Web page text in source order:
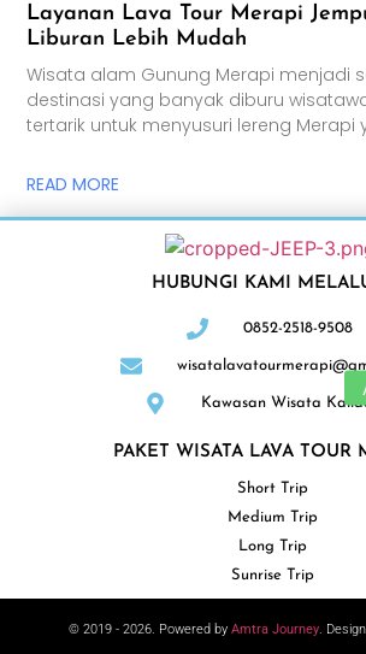
Layanan Lava Tour Merapi
Liburan Lebih Mudah
Wisata alam Gunung Merapi menjadi
destinasi yang banyak diburu
tertarik untuk menyusuri lereng Merapi
READ MORE
HUBUNGI KAMI
0852-2518-9508
Kawasan Wisata
PAKET WISATA LAVA TOUR
Short Trip
Medium Trip
Long Trip
Sunrise Trip
© 2019 - 2026. Powered by Amtra Journey.